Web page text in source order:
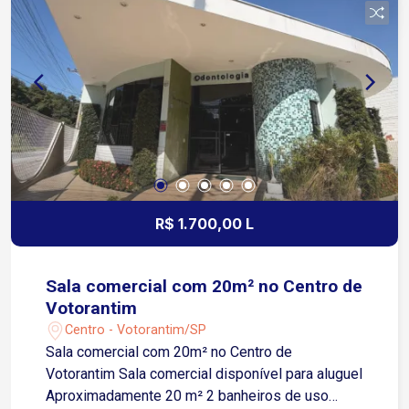
R$ 1.700,00 L
Sala comercial com 20m² no Centro de
Votorantim
Centro - Votorantim/SP
Sala comercial com 20m² no Centro de
Votorantim Sala comercial disponível para aluguel
Aproximadamente 20 m² 2 banheiros de uso